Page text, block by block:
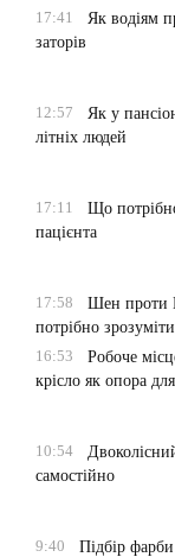
17:41
Як водіям
заторів
12:57
Як у
літніх людей
17:11
Що
пацієнта
17:58
Шен проти
потрібно
16:53
Робоче
крісло як опора
10:54
самостійно
9:40
Підбір